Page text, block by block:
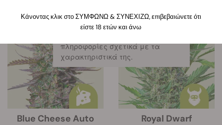
Κάνοντας κλικ σε αυτόν τον
σύνδεσμο, θα εμφανιστούν κάτω
πληροφορίες σχετικά με τα
χαρακτηριστικά της.
Blue Cheese Auto Royal Dwarf
Κάνοντας κλικ στο ΣΥΜΦΩΝΩ & ΣΥΝΕΧΙΖΩ, επιβεβαιώνετε ότι
είστε 18 ετών και άνω